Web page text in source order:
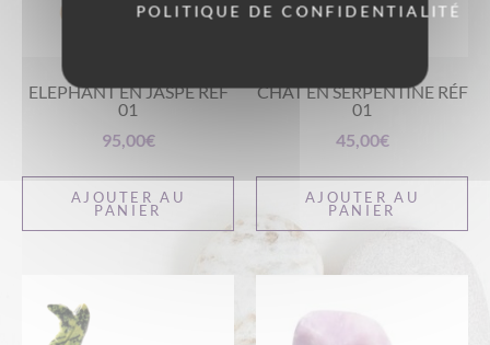
ELEPHANT EN JASPE RÉF
01
95,00€
AJOUTER AU
PANIER
CHAT EN SERPENTINE RÉF
01
45,00€
AJOUTER AU
PANIER
POLITIQUE DE CONFIDENTIALITÉ